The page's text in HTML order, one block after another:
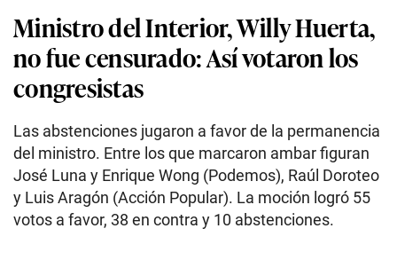
Ministro del Interior, Willy Huerta,
no fue censurado: Así votaron los
congresistas
Las abstenciones jugaron a favor de la permanencia
del ministro. Entre los que marcaron ambar figuran
José Luna y Enrique Wong (Podemos), Raúl Doroteo
y Luis Aragón (Acción Popular). La moción logró 55
votos a favor, 38 en contra y 10 abstenciones.